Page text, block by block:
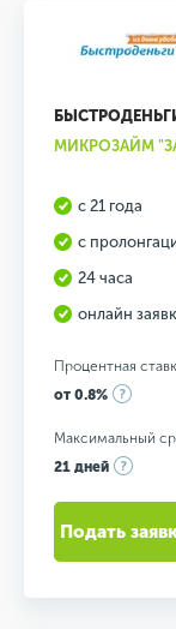
МИКРОЗАЙМ
с 21 года
с
24 часа
онлайн
Процентная
от 0.8%
Максимальный
21 дней
Подать